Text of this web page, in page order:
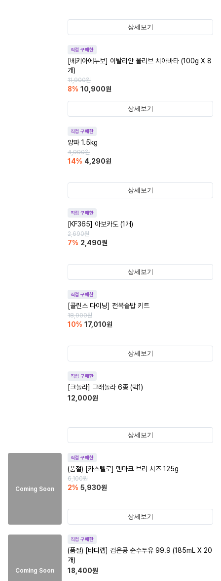
상세보기
직접 구매한
[베키아에누보] 이탈리안 올리브 치아바타 (100g X 8
개)
11,900원
8% 10,900원
상세보기
직접 구매한
양파 1.5kg
4,990원
14% 4,290원
상세보기
직접 구매한
[KF365] 아보카도 (1개)
2,690원
7% 2,490원
상세보기
직접 구매한
[콜린스 다이닝] 전복솥밥 키트
18,900원
10% 17,010원
상세보기
직접 구매한
[크놀라] 그래놀라 6종 (택1)
12,000원
상세보기
Coming Soon
직접 구매한
(품절) [카스텔로] 덴마크 브리 치즈 125g
6,100원
2% 5,930원
상세보기
Coming Soon
직접 구매한
(품절) [바디랩] 검은콩 순수두유 99.9 (185mL X 20
개)
18,400원